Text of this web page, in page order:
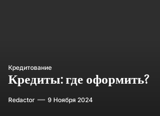
Кредитование
Кредиты: где оформить?
Redactor 9 Ноября 2024